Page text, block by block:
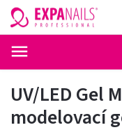
UV/LED Gel
modelovací